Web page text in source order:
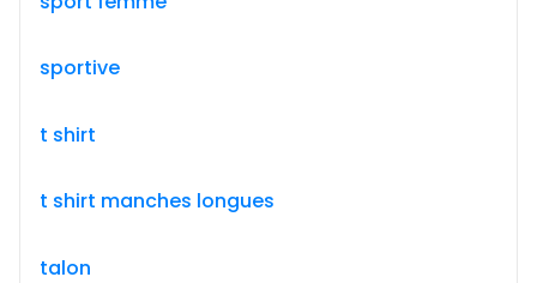
sportive
t shirt
t shirt manches longues
talon